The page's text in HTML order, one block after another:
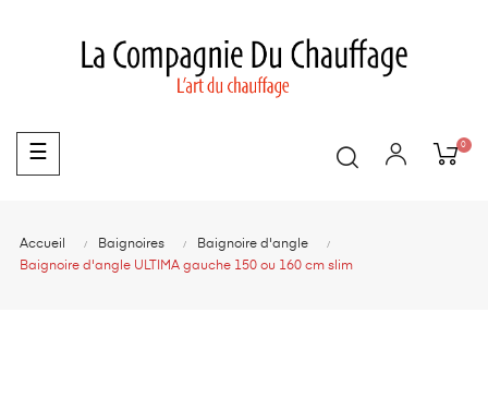
Basculer
la
☰ 0
Accueil Baignoires
Baignoire d'angle
Baignoire d'angle ULTIMA gauche 150 ou 160 cm slim